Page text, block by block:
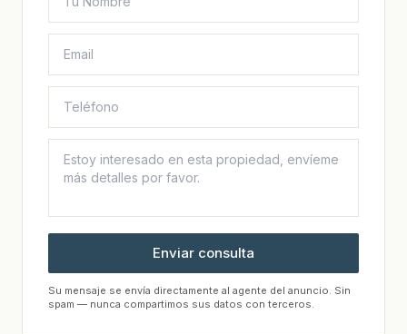
Enviar consulta
Su mensaje se envía directamente al agente del anuncio. Sin
spam — nunca compartimos sus datos con terceros.